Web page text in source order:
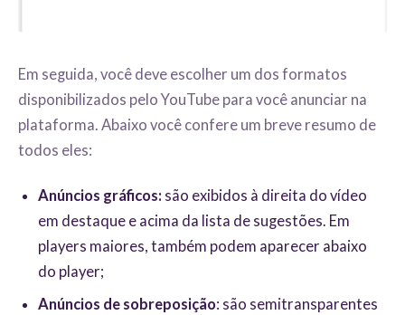
Em seguida, você deve escolher um dos formatos
disponibilizados pelo YouTube para você anunciar na
plataforma. Abaixo você confere um breve resumo de
todos eles:
Anúncios gráficos: são exibidos à direita do vídeo
em destaque e acima da lista de sugestões. Em
players maiores, também podem aparecer abaixo
do player;
Anúncios de sobreposição: são semitransparentes